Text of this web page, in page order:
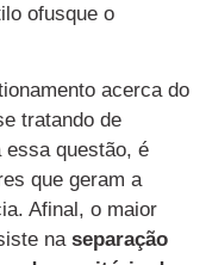
ofusque o
acerca do
tratando de
essa questão, é
que geram a
Afinal, o maior
na separação